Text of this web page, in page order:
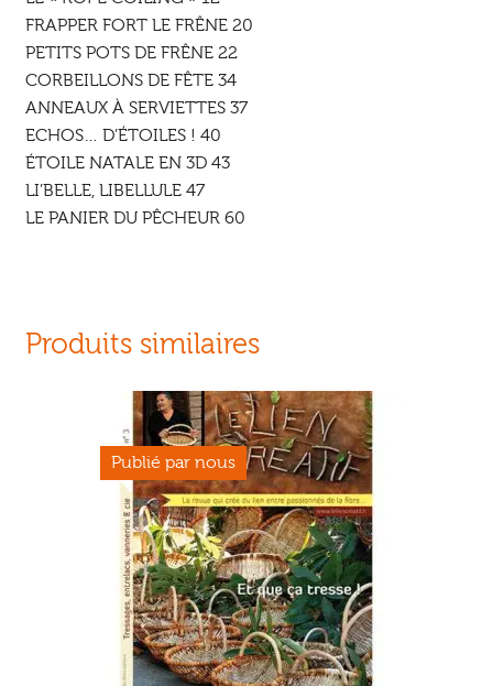
FRAPPER FORT LE FRÊNE 20
PETITS POTS DE FRÊNE 22
CORBEILLONS DE FÊTE 34
ANNEAUX À SERVIETTES 37
ECHOS… D’ÉTOILES ! 40
ÉTOILE NATALE EN 3D 43
LI’BELLE, LIBELLULE 47
LE PANIER DU PÊCHEUR 60
Produits similaires